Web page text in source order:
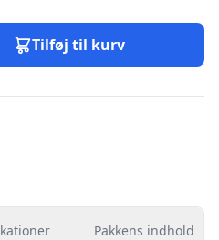
Tilføj til kurv
Pakkens indhold